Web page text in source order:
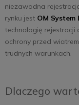
niezawodna
rynku jest OM System
technologię rejestracji
ochrony przed
trudnych warunkach.
Dlaczego